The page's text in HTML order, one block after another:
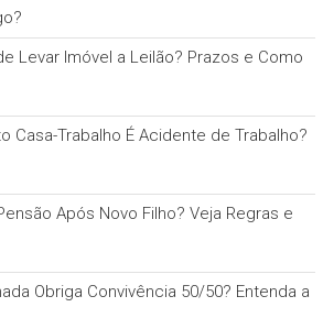
Levar Imóvel a Leilão? Prazos e Como
Casa-Trabalho É Acidente de Trabalho?
Após Novo Filho? Veja Regras e
Obriga Convivência 50/50? Entenda a